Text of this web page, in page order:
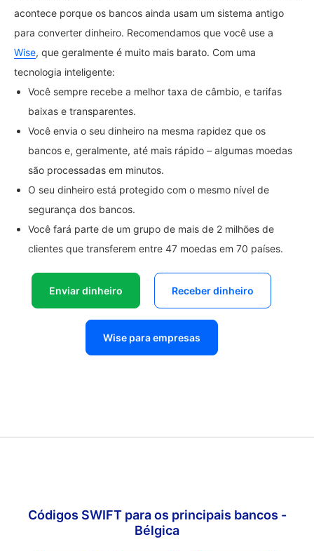
acontece porque os bancos ainda usam um sistema antigo
para converter dinheiro. Recomendamos que você use a
Wise, que geralmente é muito mais barato. Com uma
tecnologia inteligente:
Você sempre recebe a melhor taxa de câmbio, e tarifas
baixas e transparentes.
Você envia o seu dinheiro na mesma rapidez que os
bancos e, geralmente, até mais rápido – algumas moedas
são processadas em minutos.
O seu dinheiro está protegido com o mesmo nível de
segurança dos bancos.
Você fará parte de um grupo de mais de 2 milhões de
clientes que transferem entre 47 moedas em 70 países.
Enviar dinheiro Receber dinheiro
Wise para empresas
Códigos SWIFT para os principais bancos -
Bélgica